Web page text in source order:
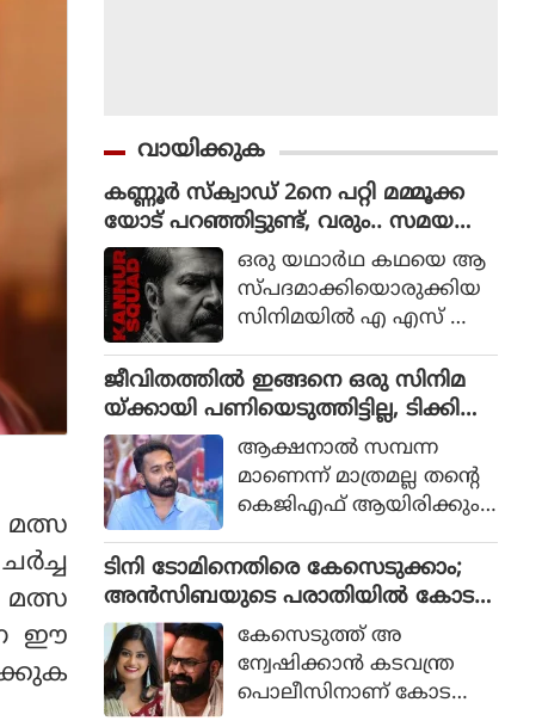
മത്സ
ഈ
വായിക്കുക
കണ്ണൂർ സ്ക്വാഡ് 2നെ പറ്റി മമ്മൂക്ക
യോട് പറഞ്ഞിട്ടുണ്ട്, വരും.. സമയ
മെടുക്കും : റോണി ഡേവിഡ്
ഒരു യഥാര്‍ഥ കഥയെ ആ
സ്പദമാക്കിയൊരുക്കിയ
സിനിമയില്‍ എ എസ് ഐ
ഥാപാത്രമായാണ് മമ്മൂട്ടി
എത്തിയത്. ഒരു കുറ്റ
വാളിയെ പിടികൂടാനായി ഉ
ത്തരേന്ത്യന്‍ സംസ്ഥാനങ്ങ
ളിലേക്ക് യാത്ര തിരിക്കുന്ന
പോലീസ് സംഘത്തിന്റെ ക
ഥയായിരുന്നു 2023ല്‍ പുറ
ത്തിറങ്ങിയ സിനിമ പറ
ഞ്ഞത്.
ജീവിതത്തിൽ ഇങ്ങനെ ഒരു സിനിമ
യ്ക്കായി പണിയെടുത്തിട്ടില്ല, ടിക്കി
ടാക്കയെ പറ്റി ആസിഫ് അലി
ആക്ഷനാല്‍ സമ്പന്ന
മാണെന്ന് മാത്രമല്ല തന്റെ
കെജിഎഫ് ആയിരിക്കും
അലിയുടെ തുറന്നുപറയ
ലും ഒപ്പം വി എസ്
രോഹിത്- ആസിഫ് അലി
കൂട്ടുക്കെട്ടിലുള്ള വിശ്വാസ
വും സിനിമയ്ക്ക് വലിയ
ഹൈപ്പ് നല്‍കിയിട്ടുണ്ട്.
ടിനി ടോമിനെതിരെ കേസെടുക്കാം;
അൻസിബയുടെ പരാതിയിൽ കോട
തി നിർദേശം കേസെടുത്ത് അ
ന്വേഷിക്കാൻ കടവന്ത്ര
പൊലീസിനാണ് കോട